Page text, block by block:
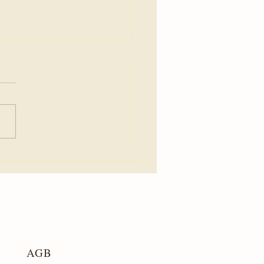
aus der geistigen Welt
AGB